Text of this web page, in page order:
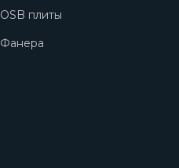
OSB плиты
Фанера